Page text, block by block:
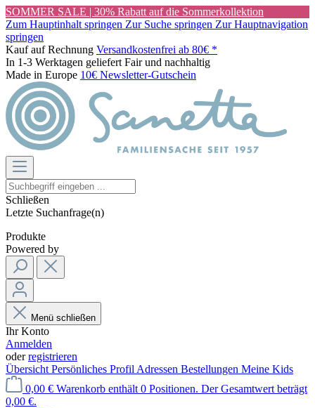
SOMMER SALE | 30% Rabatt auf die Sommerkollektion
Zum Hauptinhalt springen Zur Suche springen Zur Hauptnavigation
springen
Kauf auf Rechnung Versandkostenfrei ab 80€ *
In 1-3 Werktagen geliefert Fair und nachhaltig
Made in Europe 10€ Newsletter-Gutschein
Schließen
Letzte Suchanfrage(n)
Produkte
Powered by
Menü schließen
Ihr Konto
Anmelden
oderregistrieren
Übersicht Persönliches Profil Adressen Bestellungen Meine Kids
0,00 € Warenkorb enthält 0 Positionen. Der Gesamtwert beträgt
0,00 €.